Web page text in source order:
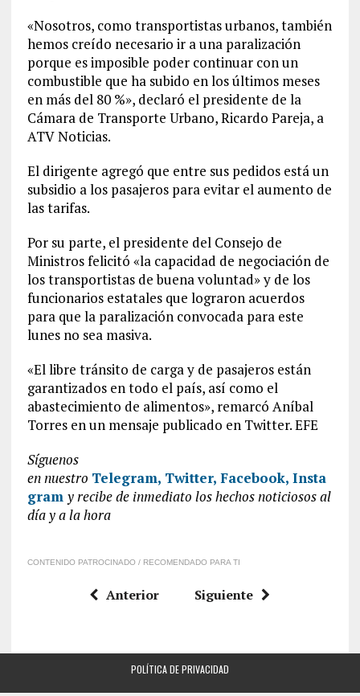
«Nosotros, como transportistas urbanos, también
hemos creído necesario ir a una paralización
porque es imposible poder continuar con un
combustible que ha subido en los últimos meses
en más del 80 %», declaró el presidente de la
Cámara de Transporte Urbano, Ricardo Pareja, a
ATV Noticias.
El dirigente agregó que entre sus pedidos está un
subsidio a los pasajeros para evitar el aumento de
las tarifas.
Por su parte, el presidente del Consejo de
Ministros felicitó «la capacidad de negociación de
los transportistas de buena voluntad» y de los
funcionarios estatales que lograron acuerdos
para que la paralización convocada para este
lunes no sea masiva.
«El libre tránsito de carga y de pasajeros están
garantizados en todo el país, así como el
abastecimiento de alimentos», remarcó Aníbal
Torres en un mensaje publicado en Twitter. EFE
Síguenos
ennuestro Telegram, Twitter, Facebook, Insta
gram y recibe de inmediato los hechos noticiosos al
día y a la hora
CONTENIDO PATROCINADO / RECOMENDADO PARA TI
Anterior Siguiente
POLÍTICA DE PRIVACIDAD